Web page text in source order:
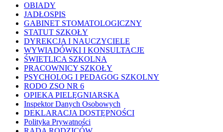
OBIADY
JADŁOSPIS
GABINET STOMATOLOGICZNY
STATUT SZKOŁY
DYREKCJA I NAUCZYCIELE
WYWIADÓWKI I KONSULTACJE
ŚWIETLICA SZKOLNA
PRACOWNICY SZKOŁY
PSYCHOLOG I PEDAGOG SZKOLNY
RODO ZSO NR 6
OPIEKA PIELĘGNIARSKA
Inspektor Danych Osobowych
DEKLARACJA DOSTĘPNOŚCI
Polityka Prywatności